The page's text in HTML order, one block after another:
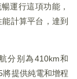
運行這項功能，
計算平台，達到
分别為410km和
提供純電和增程